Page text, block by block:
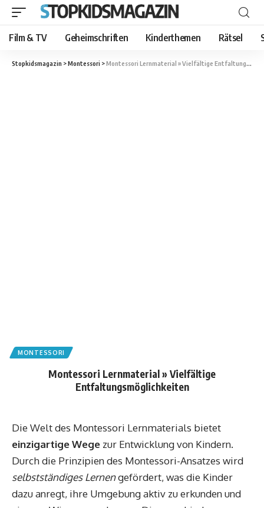
Film & TV Geheimschriften Kinderthemen Rätsel
Stopkidsmagazin >Montessori >Montessori Lernmaterial » Vielfältige Entfaltungsmöglichkeiten
MONTESSORI
Montessori Lernmaterial » Vielfältige
Entfaltungsmöglichkeiten
Die Welt des Montessori Lernmaterials bietet
einzigartige Wege zur Entwicklung von Kindern.
Durch die Prinzipien des Montessori-Ansatzes wird
selbstständiges Lernengefördert, was die Kinder
dazu anregt, ihre Umgebung aktiv zu erkunden und